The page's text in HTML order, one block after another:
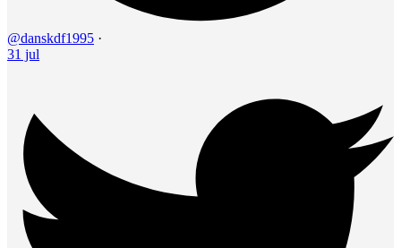
@danskdf1995 ·
31 jul